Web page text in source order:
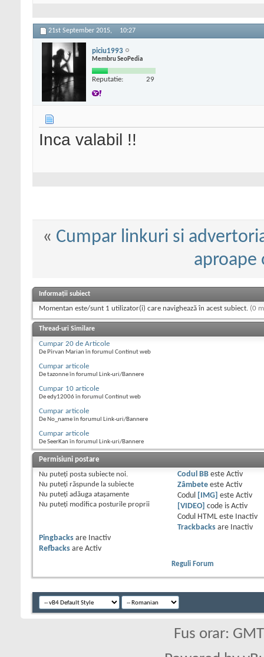
21st September 2015, 10:27
piciu1993
Membru SeoPedia
Reputatie: 29
Inca valabil !!
« Cumpar linkuri si
aproape
Informații subiect
Momentan este/sunt 1 utilizator(i) care navighează în acest subiect. (0
Thread-uri Similare
Cumpar 20 de Articole
De Pîrvan Marian în forumul Continut web
Cumpar articole
De tazonne în forumul Link-uri/Bannere
Cumpar 10 articole
De edy12006 în forumul Continut web
Cumpar articole
De No_name în forumul Link-uri/Bannere
Cumpar articole
De SeerKan în forumul Link-uri/Bannere
Permisiuni postare
Nu puteţi posta subiecte noi.
Nu puteţi răspunde la subiecte
Nu puteţi adăuga ataşamente
Nu puteţi modifica posturile proprii
Codul BBeste Activ
Zâmbeteeste Activ
Codul
[IMG] este Activ
[VIDEO]
code is Activ
Codul HTML este
Inactiv
Trackbacksare
Inactiv
Pingbacks are
Inactiv
Refbacks are Activ
Reguli Forum
Fus orar: